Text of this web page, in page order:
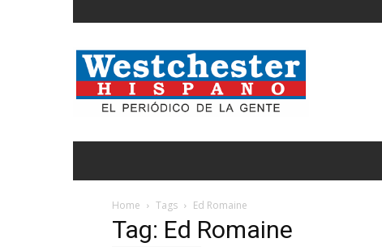
Noticias
de
Westchester,
Estados
y
Home Tags Ed Romaine
Tag: Ed Romaine